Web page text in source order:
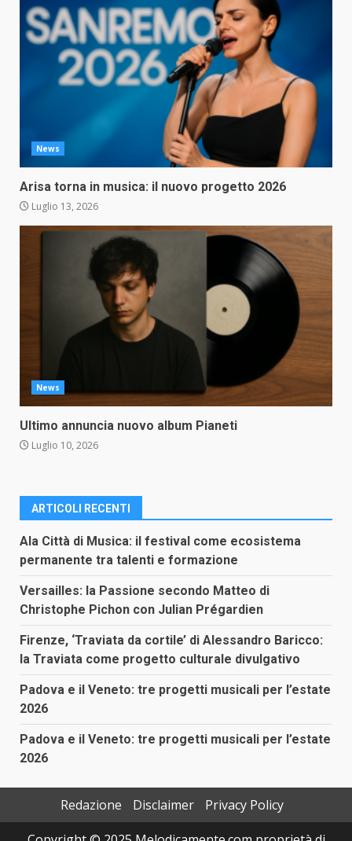
News
Arisa torna in musica: il nuovo progetto 2026
Luglio 13, 2026
News
Ultimo annuncia nuovo album Pianeti
Luglio 10, 2026
ARTICOLI RECENTI
Ala Città di Musica: il festival come ecosistema
permanente tra talenti e formazione
Versailles: la Passione secondo Matteo di
Christophe Pichon con Julian Prégardien
Firenze, ‘Traviata da cortile’ di Alessandro Baricco:
la Traviata come progetto culturale divulgativo
Padova e il Veneto: tre progetti musicali per l’estate
2026
Padova e il Veneto: tre progetti musicali per l’estate
2026
Redazione Disclaimer
Privacy Policy